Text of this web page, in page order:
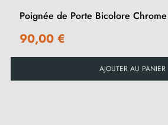
Poignée de Porte Bicolore
90,00 €
AJOUTER AU PANIER